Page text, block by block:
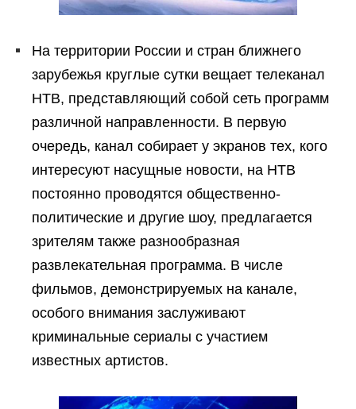
На территории России и стран ближнего
зарубежья круглые сутки вещает телеканал
НТВ, представляющий собой сеть программ
различной направленности. В первую
очередь, канал собирает у экранов тех, кого
интересуют насущные новости, на НТВ
постоянно проводятся общественно-
политические и другие шоу, предлагается
зрителям также разнообразная
развлекательная программа. В числе
фильмов, демонстрируемых на канале,
особого внимания заслуживают
криминальные сериалы с участием
известных артистов.